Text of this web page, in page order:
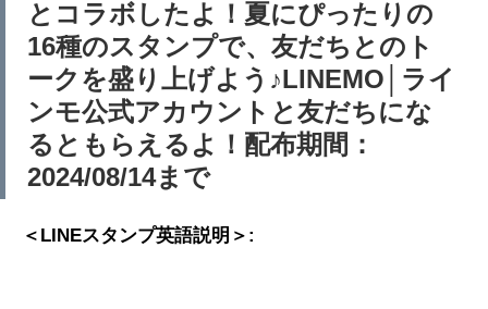
とコラボしたよ！夏にぴったりの
16種のスタンプで、友だちとのト
ークを盛り上げよう♪LINEMO│ライ
ンモ公式アカウントと友だちにな
るともらえるよ！配布期間：
2024/08/14まで
＜LINEスタンプ英語説明＞: